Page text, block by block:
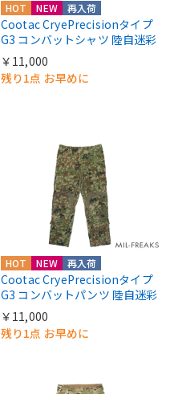
HOT NEW 再入荷
Cootac CryePrecisionタイプ
G3 コンバットシャツ 陸自迷彩
￥11,000
残り1点 お早めに
HOT NEW 再入荷
Cootac CryePrecisionタイプ
G3 コンバットパンツ 陸自迷彩
￥11,000
残り1点 お早めに